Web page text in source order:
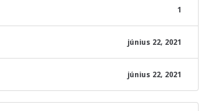
1
június 22, 2021
június 22, 2021